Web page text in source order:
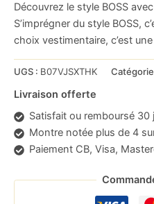
sur 5
basé sur
notations
client
Découvrez le style BOSS
S’imprégner du style BOSS,
choix vestimentaire, c’est
UGS : B07VJSXTHK
Livraison offerte
Satisfait ou remboursé 30
Montre notée plus de 4
Paiement CB, Visa,